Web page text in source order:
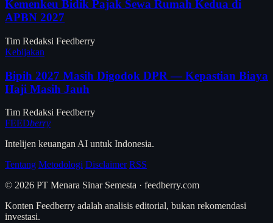
Kemenkeu Bidik Pajak Sewa Rumah Kedua di
APBN 2027
Tim Redaksi Feedberry
Kebijakan
Bipih 2027 Masih Digodok DPR — Kepastian Biaya
Haji Masih Jauh
Tim Redaksi Feedberry
FEEDberry
Intelijen keuangan AI untuk Indonesia.
Tentang Metodologi Disclaimer RSS
© 2026 PT Menara Sinar Semesta · feedberry.com
Konten Feedberry adalah analisis editorial, bukan rekomendasi
investasi.